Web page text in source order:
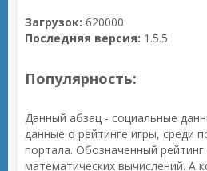
Загрузок: 620000
Последняя версия: 1.5.5
Популярность:
Данный абзац - социальные
данные о рейтинге игры, среди
портала. Обозначенный рейтинг
математических вычислений. А